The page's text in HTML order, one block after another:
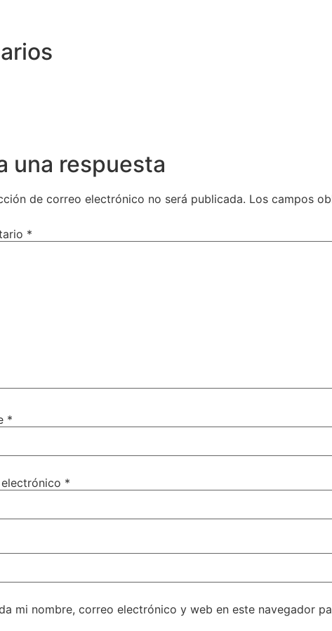
una respuesta
de correo electrónico no será publicada. Los campos
*
*
*
mi nombre, correo electrónico y web en este navegador